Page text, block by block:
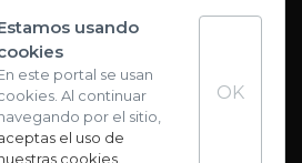
usando
este portal se usan
Al continuar
por el sitio,
el uso de
cookies.
OK